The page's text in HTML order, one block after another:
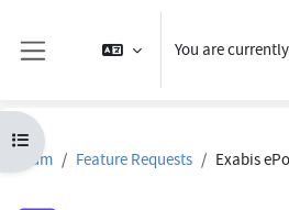
You are
Open course index
Forum
Feature Requests Exabis